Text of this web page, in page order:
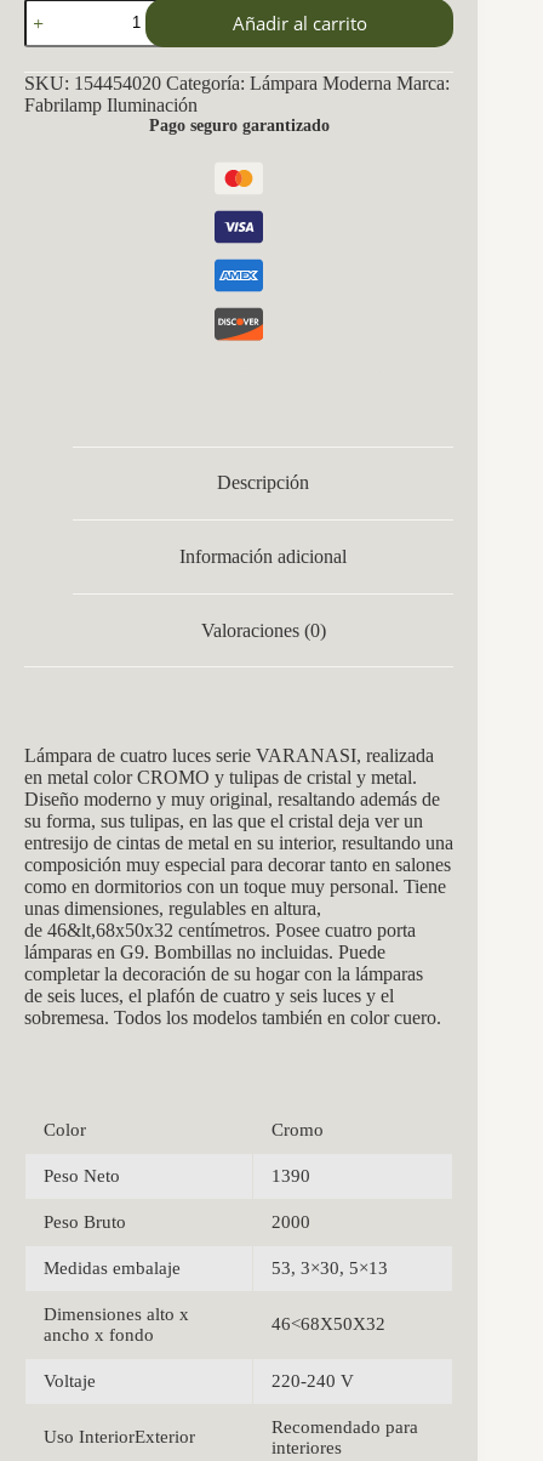
Lampara
Varanasi
4xg9
Cromo
Regx50x32
Cm
Añadir al carrito
SKU: 154454020 Categoría: Lámpara Moderna Marca:
Fabrilamp Iluminación
Pago seguro garantizado
Descripción
Información adicional
Valoraciones (0)
Lámpara de cuatro luces serie VARANASI, realizada
en metal color CROMO y tulipas de cristal y metal.
Diseño moderno y muy original, resaltando además de
su forma, sus tulipas, en las que el cristal deja ver un
entresijo de cintas de metal en su interior, resultando una
composición muy especial para decorar tanto en salones
como en dormitorios con un toque muy personal. Tiene
unas dimensiones, regulables en altura,
de 46&lt,68x50x32 centímetros. Posee cuatro porta
lámparas en G9. Bombillas no incluidas. Puede
completar la decoración de su hogar con la lámparas
de seis luces, el plafón de cuatro y seis luces y el
sobremesa. Todos los modelos también en color cuero.
Color Cromo
Peso Neto 1390
Peso Bruto 2000
Medidas embalaje 53, 3×30, 5×13
Dimensiones alto x
ancho x fondo
46<68X50X32
Voltaje 220-240 V
Uso InteriorExterior
Recomendado para
interiores